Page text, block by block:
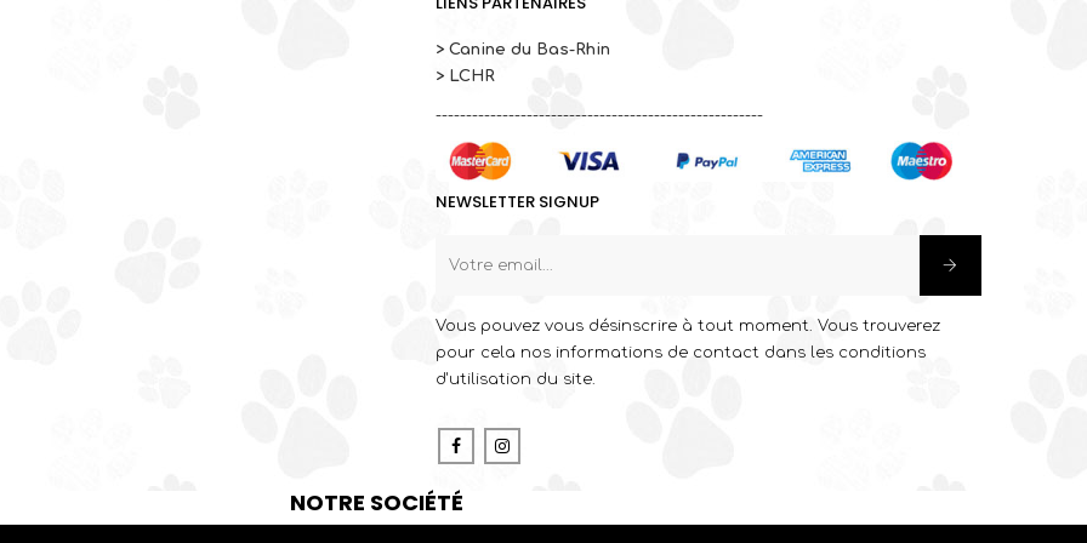
> Canine du Bas-Rhin
> LCHR
------------------------------------------------------
NEWSLETTER SIGNUP
Vous pouvez vous désinscrire à tout moment. Vous trouverez
pour cela nos informations de contact dans les conditions
d'utilisation du site.
Facebook
NOTRE SOCIÉTÉ